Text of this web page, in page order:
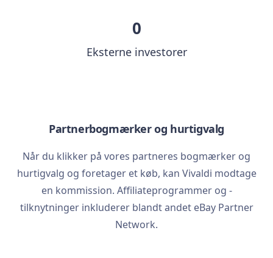
0
Eksterne investorer
Partnerbogmærker og hurtigvalg
Når du klikker på vores partneres bogmærker og
hurtigvalg og foretager et køb, kan Vivaldi modtage
en kommission. Affiliateprogrammer og -
tilknytninger inkluderer blandt andet eBay Partner
Network.